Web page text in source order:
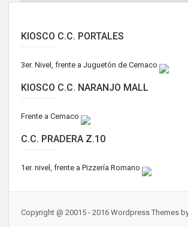
KIOSCO C.C. PORTALES
3er. Nivel, frente a Juguetón de Cemaco
KIOSCO C.C. NARANJO MALL
Frente a Cemaco
C.C. PRADERA Z.10
1er. nivel, frente a Pizzería Romano
Copyright @ 20015 - 2016 Wordpress Themes